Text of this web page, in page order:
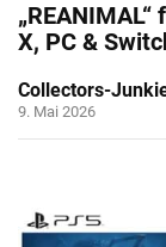
X, PC &
Collectors-
9. Mai 2026